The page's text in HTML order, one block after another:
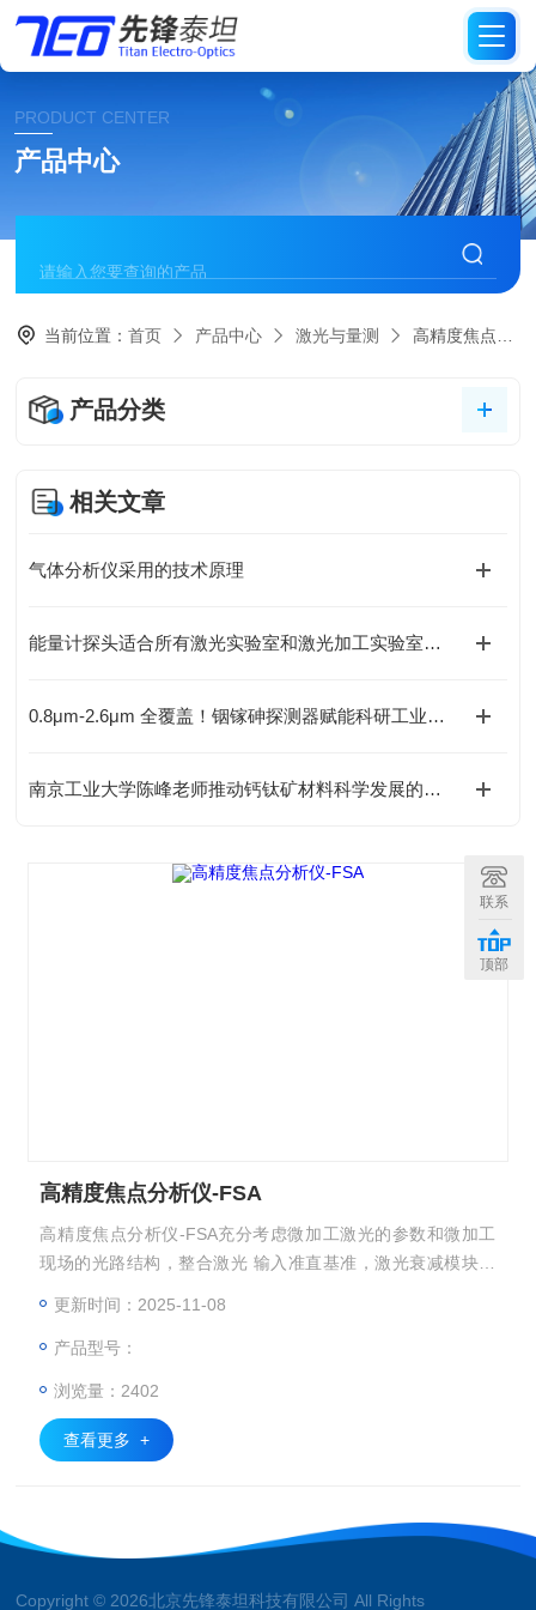
PRODUCT CENTER
产品中心
当前位置：首页 产品中心 激光与量测 高精度焦点分析仪
产品分类
相关文章
气体分析仪采用的技术原理
能量计探头适合所有激光实验室和激光加工实验室实验
0.8μm-2.6μm 全覆盖！铟镓砷探测器赋能科研工业多领域精准探测
南京工业大学陈峰老师推动钙钛矿材料科学发展的创新成果
高精度焦点分析仪-FSA
高精度焦点分析仪-FSA充分考虑微加工激光的参数和微加工
现场的光路结构，整合激光 输入准直基准，激光衰减模块，
简单对准即可对加工激光的焦点光斑进行完整分析 , 而无需搭
更新时间：2025-11-08
产品型号：
浏览量：2402
查看更多 +
Copyright © 2026北京先锋泰坦科技有限公司 All Rights
联系
顶部